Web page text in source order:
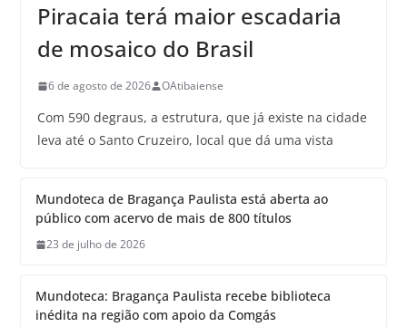
Piracaia terá maior escadaria
de mosaico do Brasil
6 de agosto de 2026 OAtibaiense
Com 590 degraus, a estrutura, que já existe na cidade
leva até o Santo Cruzeiro, local que dá uma vista
Mundoteca de Bragança Paulista está aberta ao
público com acervo de mais de 800 títulos
23 de julho de 2026
Mundoteca: Bragança Paulista recebe biblioteca
inédita na região com apoio da Comgás